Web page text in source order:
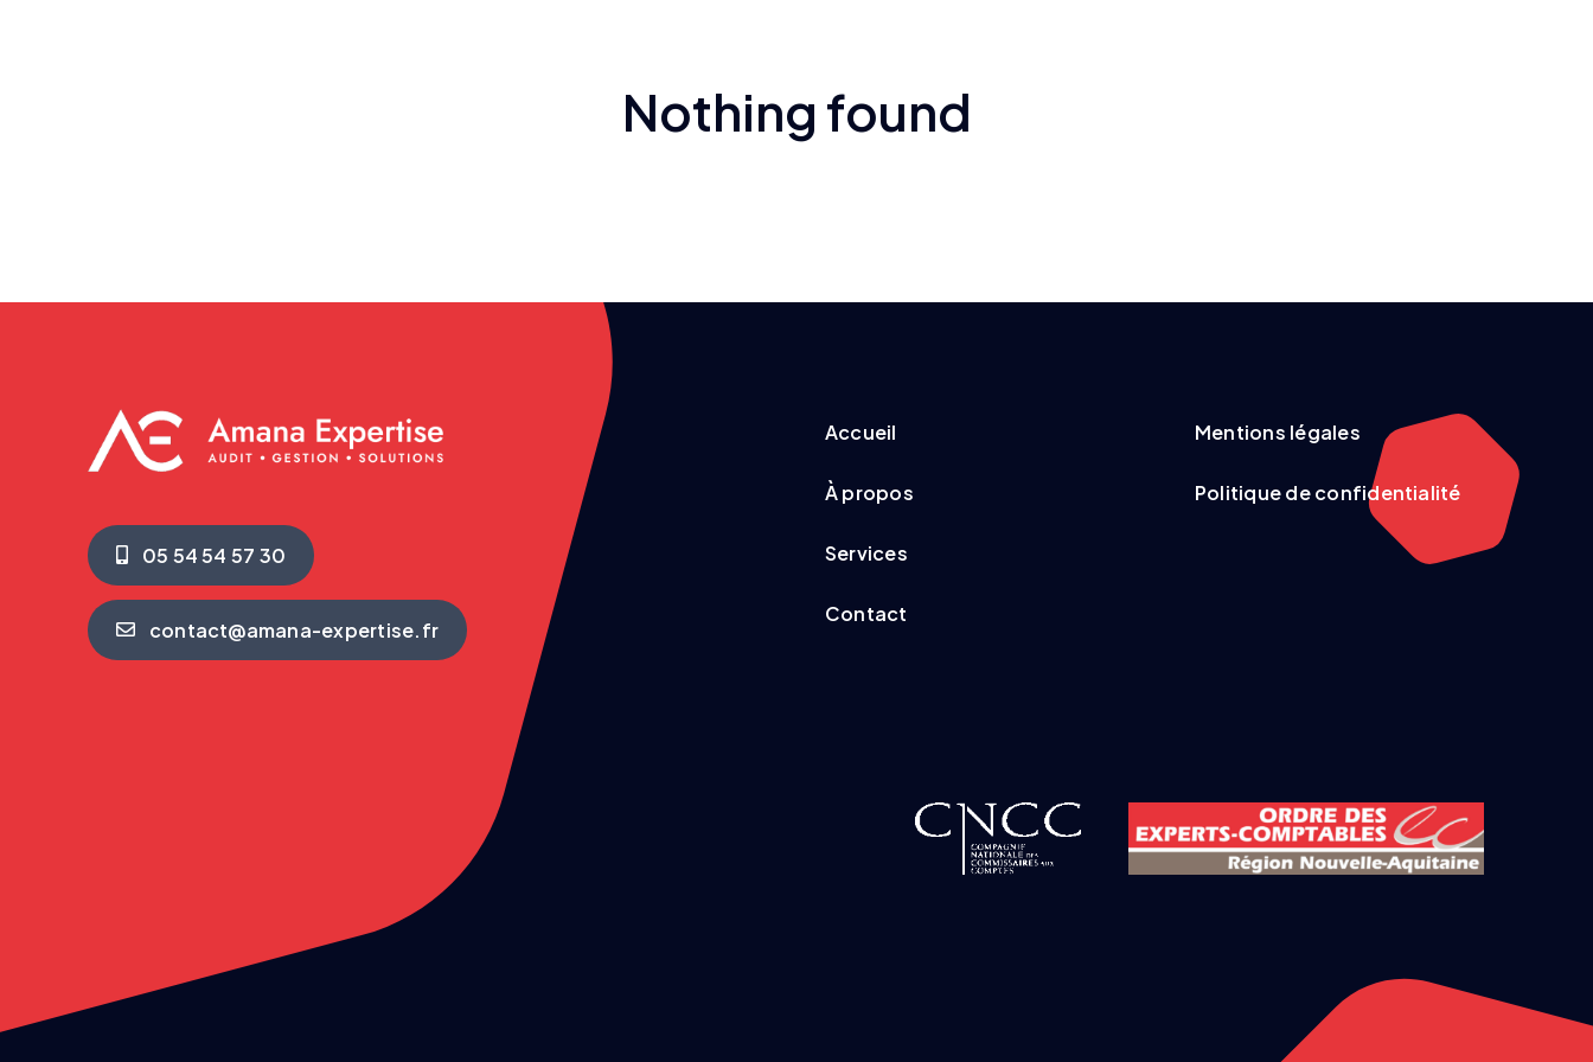
Nothing found
05 54 54 57 30
contact@amana-expertise.fr
Accueil
À propos
Services
Contact
Mentions légales
Politique de confidentialité